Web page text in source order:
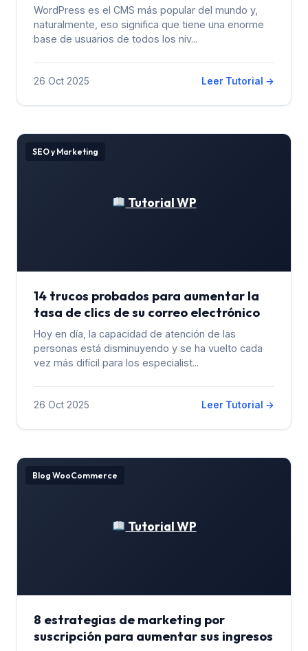
WordPress es el CMS más popular del mundo y,
naturalmente, eso significa que tiene una enorme
base de usuarios de todos los niv...
26 Oct 2025 Leer Tutorial →
Tutorial WP
SEO y Marketing
14 trucos probados para aumentar la
tasa de clics de su correo electrónico
Hoy en día, la capacidad de atención de las
personas está disminuyendo y se ha vuelto cada
vez más difícil para los especialist...
26 Oct 2025 Leer Tutorial →
Tutorial WP
Blog WooCommerce
8 estrategias de marketing por
suscripción para aumentar sus ingresos